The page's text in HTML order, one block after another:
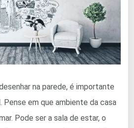
na parede, é importante
Pense em que ambiente da casa
Pode ser a sala de estar, o